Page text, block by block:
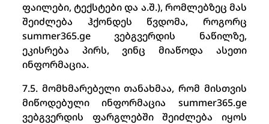
ფაილები, ტექსტები და ა.შ.), რომლებზეც მას
შეიძლება ჰქონდეს წვდომა, როგორც
summer365.ge ვებგვერდის ნაწილზე,
ეკისრება პირს, ვინც მიაწოდა ასეთი
ინფორმაცია.
7.5. მომხმარებელი თანახმაა, რომ მისთვის
მიწოდებული ინფორმაცია summer365.ge
ვებგვერდის ფარგლებში შეიძლება იყოს